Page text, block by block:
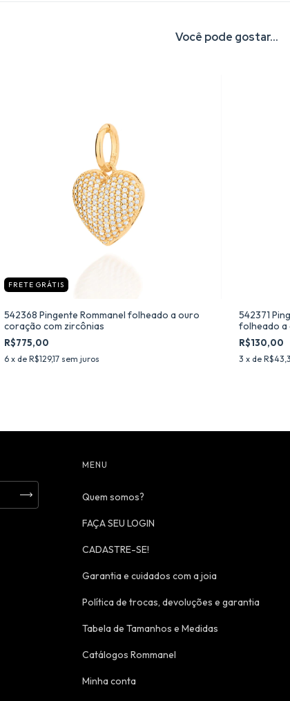
Você pode gostar...
FRETE GRÁTIS
542368 Pingente Rommanel folheado a ouro
coração com zircônias
R$775,00
6 x de R$129,17 sem juros
542371
folheado a
R$130,00
3 x de
MENU
Quem somos?
FAÇA SEU LOGIN
CADASTRE-SE!
Garantia e cuidados com a joia
Política de trocas, devoluções e garantia
Tabela de Tamanhos e Medidas
Catálogos Rommanel
Minha conta